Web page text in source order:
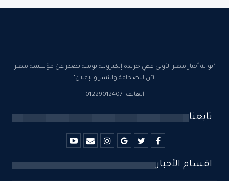
"بوابة أخبار مصر الأولى فهي جريدة إلكترونية يومية تصدر عن مؤسسة مصر
الآن للصحافة والنشر والإعلان"
الهاتف: 01229012407
تابعنا
اقسام الأخبار